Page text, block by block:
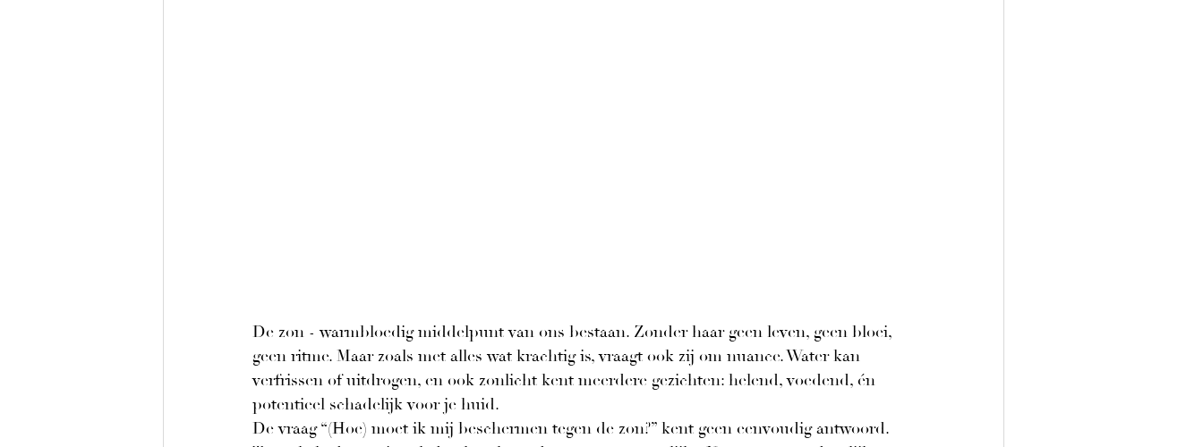
De zon - warmbloedig middelpunt van ons bestaan. Zonder haar geen leven, geen bloei,
geen ritme. Maar zoals met alles wat krachtig is, vraagt ook zij om nuance. Water kan
verfrissen of uitdrogen, en ook zonlicht kent meerdere gezichten: helend, voedend, én
potentieel schadelijk voor je huid.
De vraag “(Hoe) moet ik mij beschermen tegen de zon?” kent geen eenvoudig antwoord.